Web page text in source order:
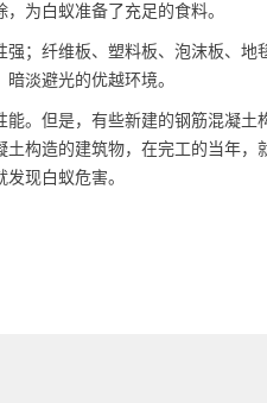
为白蚁准备了充足的食料。
；纤维板、塑料板、泡沫板、
淡避光的优越环境。
。但是，有些新建的钢筋混凝
构造的建筑物，在完工的当年，
现白蚁危害。